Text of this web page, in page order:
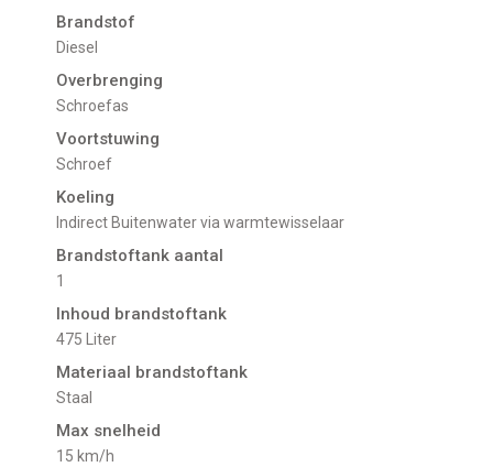
Brandstof
Diesel
Overbrenging
Schroefas
Voortstuwing
schroef
Koeling
indirect Buitenwater via warmtewisselaar
Brandstoftank aantal
1
Inhoud brandstoftank
475 Liter
Materiaal brandstoftank
Staal
Max snelheid
15 km/h